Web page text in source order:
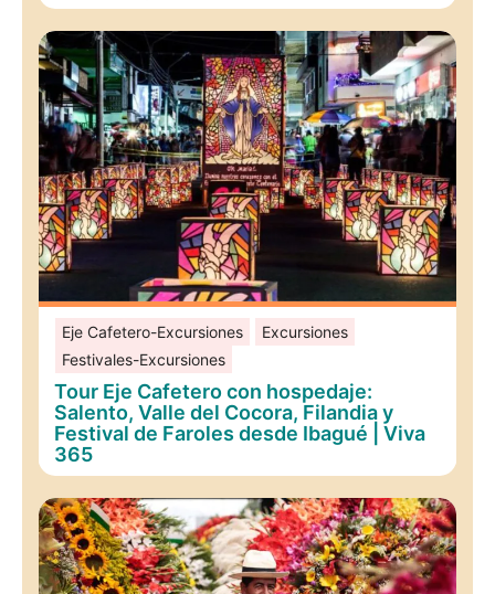
Eje Cafetero-Excursiones
Excursiones
Festivales-Excursiones
Tour Eje Cafetero con hospedaje:
Salento, Valle del Cocora, Filandia y
Festival de Faroles desde Ibagué | Viva
365